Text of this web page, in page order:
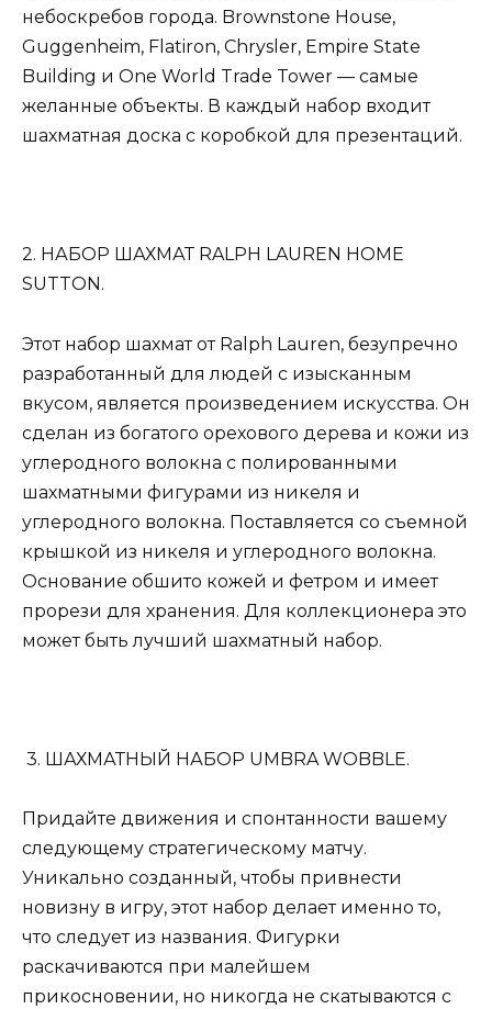
небоскребов города. Brownstone House,
Guggenheim, Flatiron, Chrysler, Empire State
Building и One World Trade Tower — самые
желанные объекты. В каждый набор входит
шахматная доска с коробкой для презентаций.
2. НАБОР ШАХМАТ RALPH LAUREN HOME
SUTTON.
Этот набор шахмат от Ralph Lauren, безупречно
разработанный для людей с изысканным
вкусом, является произведением искусства. Он
сделан из богатого орехового дерева и кожи из
углеродного волокна с полированными
шахматными фигурами из никеля и
углеродного волокна. Поставляется со съемной
крышкой из никеля и углеродного волокна.
Основание обшито кожей и фетром и имеет
прорези для хранения. Для коллекционера это
может быть лучший шахматный набор.
3. ШАХМАТНЫЙ НАБОР UMBRA WOBBLE.
Придайте движения и спонтанности вашему
следующему стратегическому матчу.
Уникально созданный, чтобы привнести
новизну в игру, этот набор делает именно то,
что следует из названия. Фигурки
раскачиваются при малейшем
прикосновении, но никогда не скатываются с